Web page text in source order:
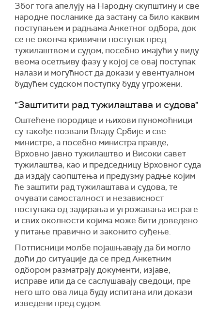
Због тога апелују на Народну скупштину и све
народне посланике да застану са било каквим
поступањем и радњама Анкетног одбора, док
се не оконча кривични поступак пред
тужилаштвом и судом, посебно имајући у виду
веома осетљиву фазу у којој се овај поступак
налази и могућност да докази у евентуалном
будућем судском поступку буду угрожени.
"Заштитити рад тужилаштава и судова"
Оштећене породице и њихови пуномоћници
су такође позвали Владу Србије и све
министре, а посебно министра правде,
Врховно јавно тужилаштво и Високи савет
тужилаштва, као и председницу Врховног суда
да издају саопштења и предузму радње којим
ће заштити рад тужилаштава и судова, те
очувати самосталност и независност
поступака од задирања и угрожавања истраге
и свих околности којима може бити доведено
у питање правично и законито суђење.
Потписници молбе појашњавају да би могло
доћи до ситуације да се пред Анкетним
одбором разматрају документи, изјаве,
исправе или да се саслушавају сведоци, пре
него што ова лица буду испитана или докази
изведени пред судом.